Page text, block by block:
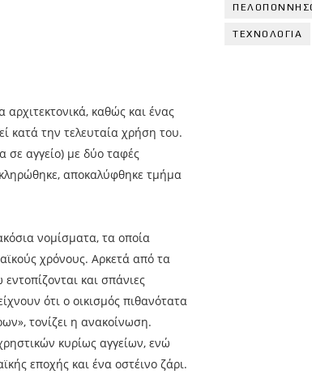
καθώς και ένας
κατά την τελευταία χρήση του.
σε αγγείο) με δύο ταφές
αποκαλύφθηκε τμήμα
νομίσματα, τα οποία
χρόνους. Αρκετά από τα
και σπάνιες
ότι ο οικισμός πιθανότατα
τονίζει η ανακοίνωση.
κυρίως αγγείων, ενώ
εποχής και ένα οστέινο ζάρι.
ΤΕΧΝΟΛΟΓΙΑ